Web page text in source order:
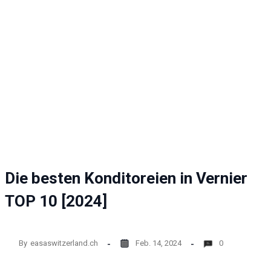
Die besten Konditoreien in Vernier
TOP 10 [2024]
By easaswitzerland.ch Feb. 14, 2024 0
der Website auf
Nutzung